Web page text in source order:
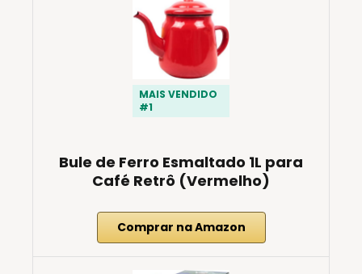
MAIS VENDIDO
#1
Bule de Ferro Esmaltado 1L para
Café Retrô (Vermelho)
Comprar na Amazon